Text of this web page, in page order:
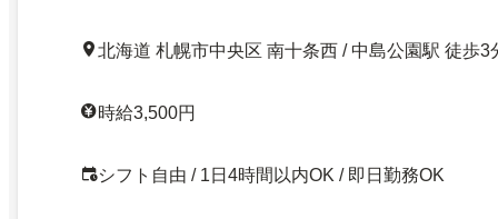
北海道 札幌市中央区 南十条西 / 中島公園駅 徒歩3
時給3,500円
シフト自由 / 1日4時間以内OK / 即日勤務OK